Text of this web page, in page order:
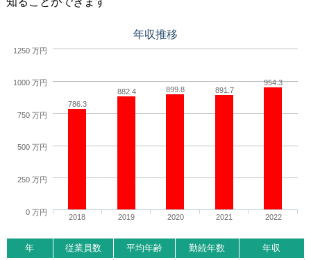
年収推移
786.3
882.4 899.8 891.7
954.3
2018 2019 2020 2021 2022
0 万円
250 万円
500 万円
750 万円
1000 万円
1250 万円
年 従業員数 平均年齢 勤続年数
年収